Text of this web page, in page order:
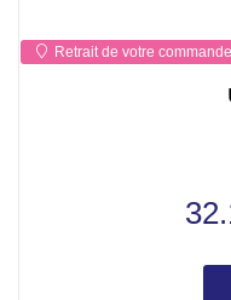
Retrait de votre